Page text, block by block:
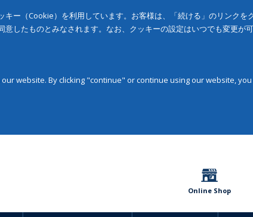
キー（Cookie）を利用しています。お客様は、「続ける」のリンク
したものとみなされます。なお、クッキーの設定はいつでも変更が
website. By clicking "continue" or continue using our website,
Online Shop